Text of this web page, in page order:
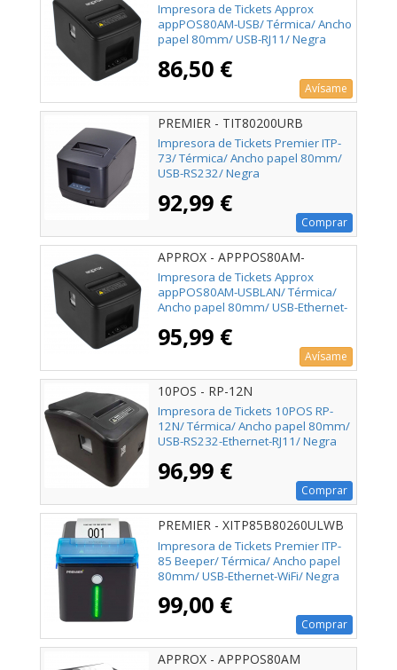
Impresora de Tickets Approx
appPOS80AM-USB/ Térmica/ Ancho
papel 80mm/ USB-RJ11/ Negra
86,50 €
Avísame
PREMIER - TIT80200URB
Impresora de Tickets Premier ITP-
73/ Térmica/ Ancho papel 80mm/
USB-RS232/ Negra
92,99 €
Comprar
APPROX - APPPOS80AM-
USBLAN
Impresora de Tickets Approx
appPOS80AM-USBLAN/ Térmica/
Ancho papel 80mm/ USB-Ethernet-
95,99 €
Avísame
10POS - RP-12N
Impresora de Tickets 10POS RP-
12N/ Térmica/ Ancho papel 80mm/
USB-RS232-Ethernet-RJ11/ Negra
96,99 €
Comprar
PREMIER - XITP85B80260ULWB
Impresora de Tickets Premier ITP-
85 Beeper/ Térmica/ Ancho papel
80mm/ USB-Ethernet-WiFi/ Negra
99,00 €
Comprar
APPROX - APPPOS80AM